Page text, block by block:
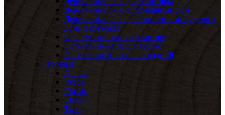
Деревянные окна в деревянный дом
Деревянные окна для частного загородного
дома и коттеджа
Французские окна в квартиру
Остекление веранд и террас
Остекление балконов и лоджий
Профили
Optima
Rustik
Classic
Elegant
Twin